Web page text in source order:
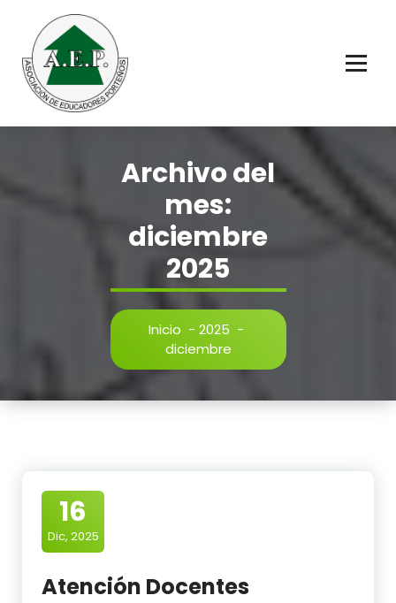
contenido
Archivo del
mes:
diciembre
2025
Inicio - 2025 -
diciembre
16
Dic, 2025
Atención Docentes